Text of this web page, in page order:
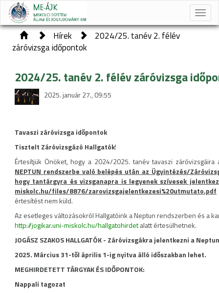
Toggle
Hírek
2024/25. tanév 2. félév
záróvizsga időpontok
2024/25. tanév 2. félév záróvizsga
2025. január 27., 09:55
Tavaszi záróvizsga időpontok
Tisztelt Záróvizsgázó Hallgatók!
Értesítjük Önöket, hogy a 2024/2025. tanév tavaszi
NEPTUN rendszerbe való belépés után az Ügyintézés/
hogy tantárgyra és vizsganapra is legyenek szívesek
miskolc.hu/files/8876/zarovizsgajelentkezesi%20utmutato.pdf
értesítést nem küld.
Az esetleges változásokról Hallgatóink a Neptun rendszerben és a
http://jogikar.uni-miskolc.hu/hallgatohirdetalatt értesülhetnek.
JOGÁSZ SZAKOS HALLGATÓK - Záróvizsgákra jelentkezni a
2025. Március 31-től április 1-ig nyitva álló időszakban lehet.
MEGHIRDETETT TÁRGYAK ÉS IDŐPONTOK:
Nappali tagozat